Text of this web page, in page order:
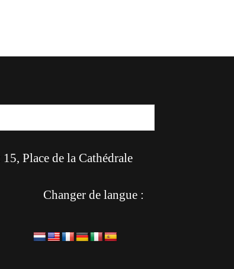
15, Place de la Cathédrale
Changer de langue :